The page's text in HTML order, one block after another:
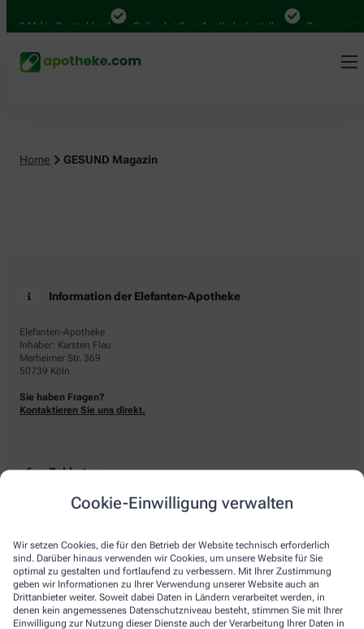
Cookie-Einwilligung verwalten
Wir setzen Cookies, die für den Betrieb der Website technisch erforderlich
sind. Darüber hinaus verwenden wir Cookies, um unsere Website für Sie
optimal zu gestalten und fortlaufend zu verbessern. Mit Ihrer Zustimmung
geben wir Informationen zu Ihrer Verwendung unserer Website auch an
Drittanbieter weiter. Soweit dabei Daten in Ländern verarbeitet werden, in
denen kein angemessenes Datenschutzniveau besteht, stimmen Sie mit Ihrer
Einwilligung zur Nutzung dieser Dienste auch der Verarbeitung Ihrer Daten in
Mal in Deutschland Online bei Ihrer Apotheke bestellen Bequem
Home GESUND Magazin
Information der Elefanten-Apotheke
Elefanten-Apotheke
Inhaber: Karsten Flau
Merheimer Str. 369
50739 Köln
Sie haben Fragen?
Kontaktieren Sie uns direkt.
Zahlarten
Bar oder mit einer anderen akzeptierten Zahlungsart Ihrer Apotheke vor Ort.
Lieferarten
Abholung in der Apotheke
Botendienstlieferung